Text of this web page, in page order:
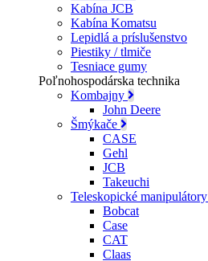
Kabína JCB
Kabína Komatsu
Lepidlá a príslušenstvo
Piestiky / tlmiče
Tesniace gumy
Poľnohospodárska technika
Kombajny
John Deere
Šmýkače
CASE
Gehl
JCB
Takeuchi
Teleskopické manipulátory
Bobcat
Case
CAT
Claas